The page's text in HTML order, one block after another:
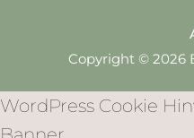
Copyright © 2026
WordPress Cookie